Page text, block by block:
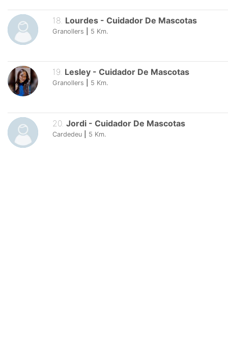
18. Lourdes - Cuidador De Mascotas
Granollers 5 Km.
19. Lesley - Cuidador De Mascotas
Granollers 5 Km.
20. Jordi - Cuidador De Mascotas
Cardedeu 5 Km.